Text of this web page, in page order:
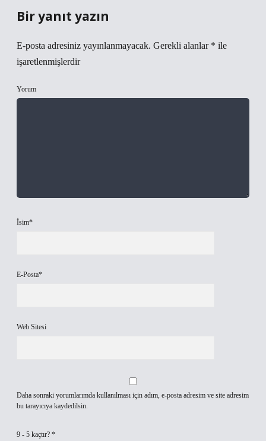
Bir yanıt yazın
E-posta adresiniz yayınlanmayacak. Gerekli alanlar * ile
işaretlenmişlerdir
Yorum
İsim*
E-Posta*
Web Sitesi
Daha sonraki yorumlarımda kullanılması için adım, e-posta adresim ve site adresim
bu tarayıcıya kaydedilsin.
9 - 5 kaçtır? *